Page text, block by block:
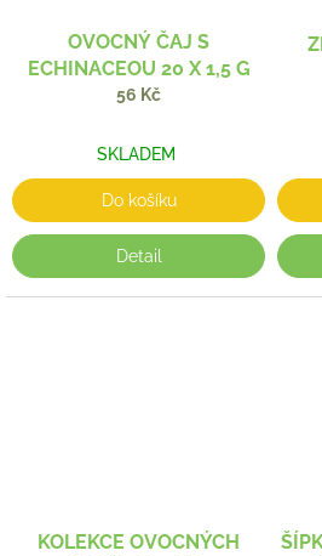
OVOCNÝ ČAJ S
ECHINACEOU 20 X 1,5 G
56 Kč
SKLADEM
Do košíku
Detail
KOLEKCE OVOCNÝCH